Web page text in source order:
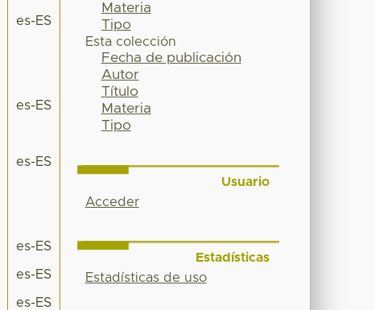
es-ES
es-ES
es-ES
es-ES
es-ES
es-ES
Materia
Tipo
Esta colección
Fecha de publicación
Autor
Título
Materia
Tipo
Usuario
Acceder
Estadísticas
Estadísticas de uso